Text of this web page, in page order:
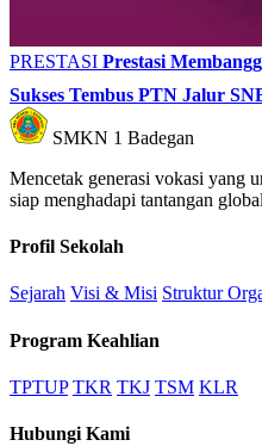
PRESTASI Prestasi
Sukses Tembus PTN Jalur
SMKN 1 Badegan
Mencetak generasi vokasi yang
siap menghadapi tantangan
Profil Sekolah
Sejarah Visi & Misi Struktur
Program Keahlian
TPTUP TKR TKJ TSM KLR
Hubungi Kami